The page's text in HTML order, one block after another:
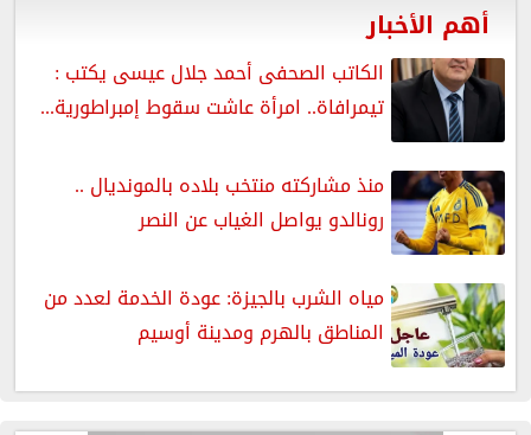
أهم الأخبار
الكاتب الصحفى أحمد جلال عيسى يكتب :
تيمرافاة.. امرأة عاشت سقوط إمبراطورية...
منذ مشاركته منتخب بلاده بالمونديال ..
رونالدو يواصل الغياب عن النصر
مياه الشرب بالجيزة: عودة الخدمة لعدد من
المناطق بالهرم ومدينة أوسيم